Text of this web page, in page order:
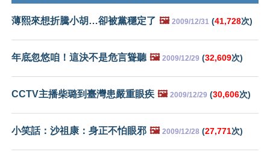
薄熙來想折騰小胡…卻被黨穩定了 🖼️ 2009/12/31 (41,728次)
年底忽悠咱！這決不是危言聳聽 🖼️ 2009/12/29 (32,609次)
CCTV主播柴璐到臺灣患嚴重眼疾 🖼️ 2009/12/29 (30,606次)
小笑話：沙祖康：身正不怕眼邪 🖼️ 2009/12/28 (27,771次)